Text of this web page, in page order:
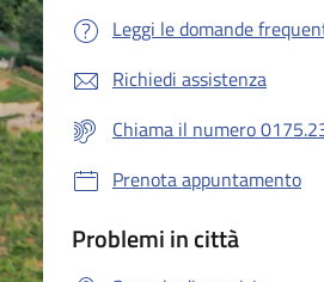
Leggi le domande
Richiedi assistenza
Chiama il numero
Prenota appuntamento
Problemi in città